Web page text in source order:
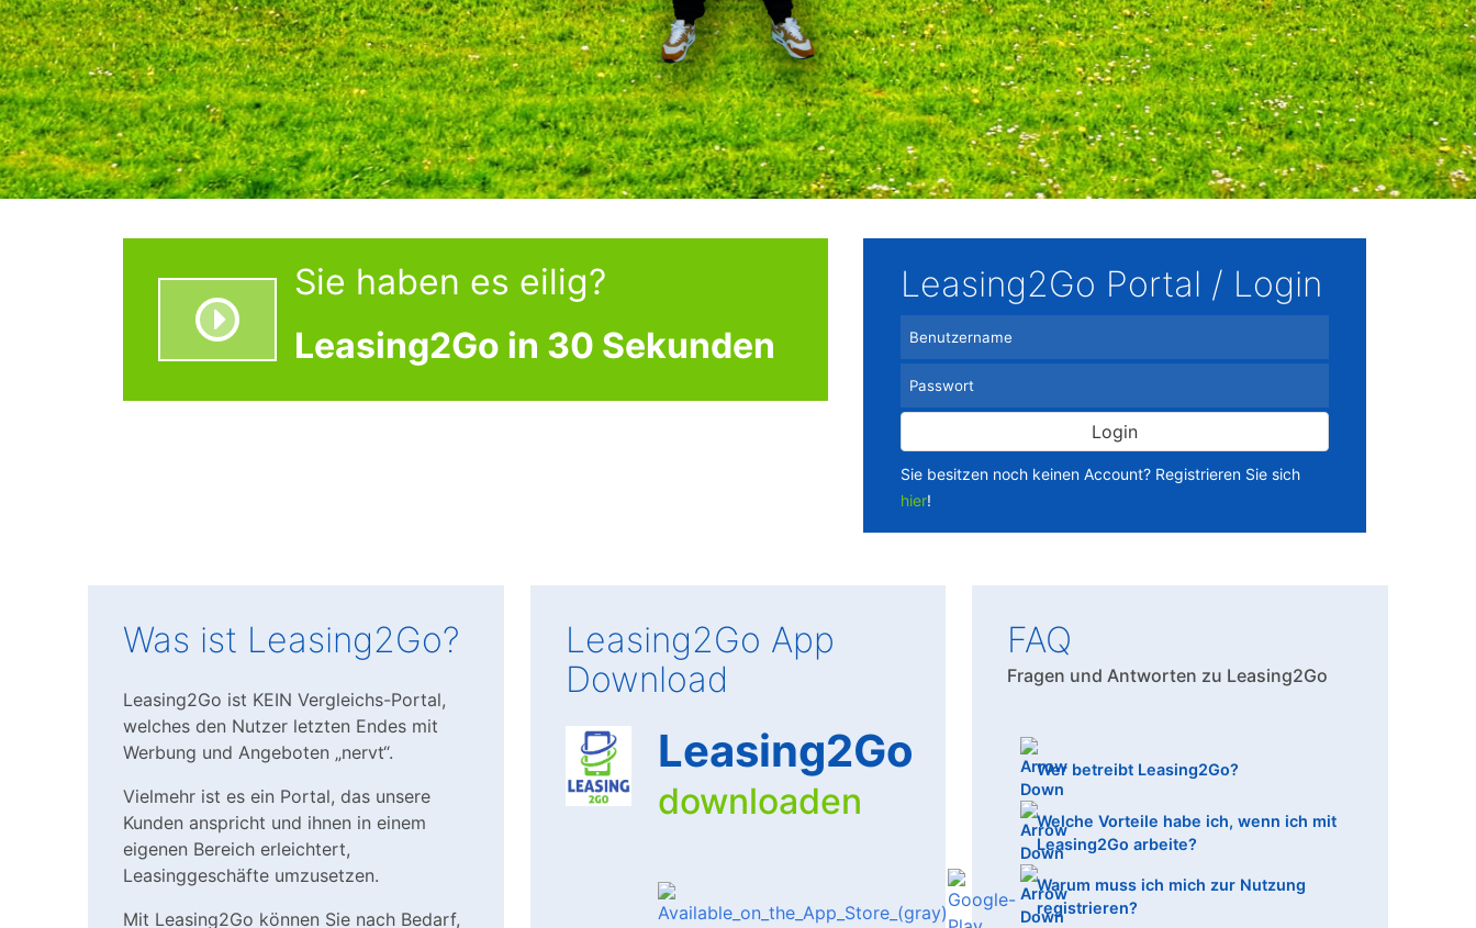
Sie haben es eilig?
Leasing2Go in 30 Sekunden
Leasing2Go Portal / Login
Login
Sie besitzen noch keinen Account? Registrieren Sie sich
hier!
Was ist Leasing2Go?
Leasing2Go ist KEIN Vergleichs-Portal,
welches den Nutzer letzten Endes mit
Werbung und Angeboten „nervt“.
Vielmehr ist es ein Portal, das unsere
Kunden anspricht und ihnen in einem
eigenen Bereich erleichtert,
Leasinggeschäfte umzusetzen.
Mit Leasing2Go können Sie nach Bedarf,
Leasing2Go App
Download
Leasing2Go
downloaden
FAQ
Fragen und Antworten zu Leasing2Go
Wer betreibt Leasing2Go?
Welche Vorteile habe ich, wenn ich mit
Leasing2Go arbeite?
Warum muss ich mich zur Nutzung
registrieren?